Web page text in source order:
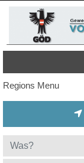
Regions Menu